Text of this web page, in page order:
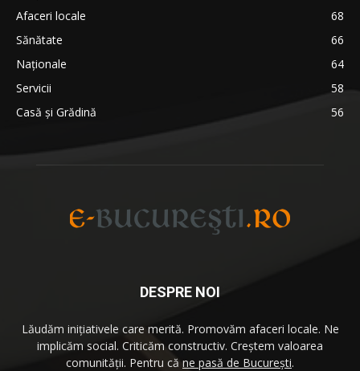
Afaceri locale
68
Sănătate
66
Naționale
64
Servicii
58
Casă și Grădină
56
DESPRE NOI
Lăudăm iniţiativele care merită. Promovăm afaceri locale. Ne
implicăm social. Criticăm constructiv. Creştem valoarea
comunităţii. Pentru că ne pasă de București.